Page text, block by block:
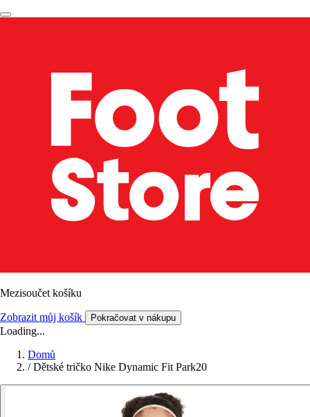
Mezisoučet košíku
Zobrazit můj košík Pokračovat v nákupu
Loading...
Domů
/ Dětské tričko Nike Dynamic Fit Park20